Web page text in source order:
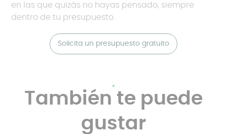
en las que quizás no hayas pensado, siempre
dentro de tu presupuesto.
Solicita un presupuesto gratuito
También te puede
gustar